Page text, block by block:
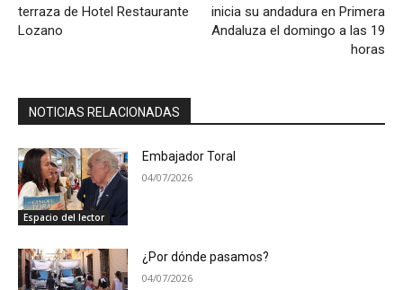
terraza de Hotel Restaurante
Lozano
inicia su andadura en Primera
Andaluza el domingo a las 19
horas
NOTICIAS RELACIONADAS
Espacio del lector
Embajador Toral
04/07/2026
¿Por dónde pasamos?
04/07/2026